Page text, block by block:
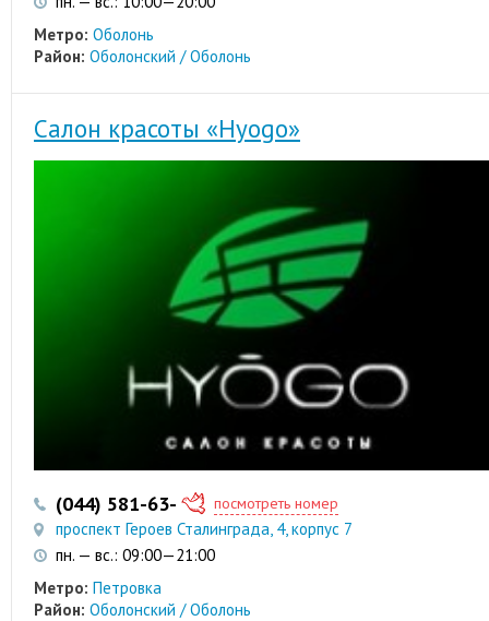
Метро: Оболонь
Район: Оболонский / Оболонь
Салон красоты «Hyogo»
(044) 581-63-50 (050) 464-54-64
посмотреть номер
проспект Героев Сталинграда, 4, корпус 7
пн. — вс.: 09:00—21:00
Метро: Петровка
Район: Оболонский / Оболонь